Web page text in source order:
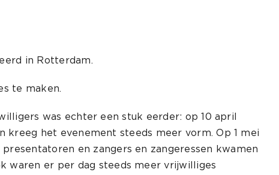
in Rotterdam.
te maken.
was echter een stuk eerder: op 10 april
het evenement steeds meer vorm. Op 1 mei
en zangers en zangeressen kwamen
waren er per dag steeds meer vrijwilliges